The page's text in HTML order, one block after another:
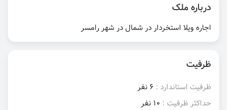
درباره ملک
اجاره ویلا استخردار در شمال در شهر رامسر
ظرفیت
ظرفیت استاندارد : 6 نفر
حداکثر ظرفیت : 10 نفر